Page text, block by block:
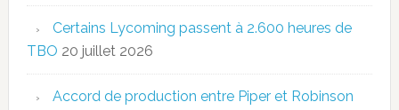
Certains Lycoming passent à 2.600 heures de
TBO 20 juillet 2026
Accord de production entre Piper et Robinson